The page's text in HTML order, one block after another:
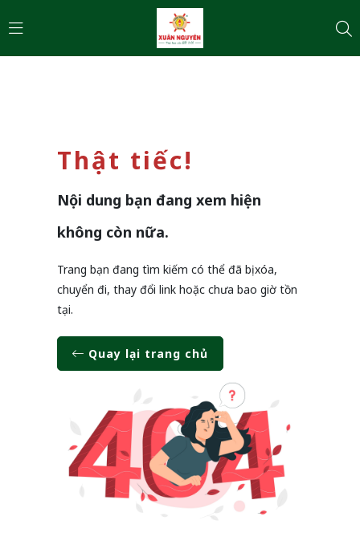
Thật tiếc!
Nội dung bạn đang xem hiện
không còn nữa.
Trang bạn đang tìm kiếm có thể đã bị xóa,
chuyển đi, thay đổi link hoặc chưa bao giờ tồn
tại.
Quay lại trang chủ